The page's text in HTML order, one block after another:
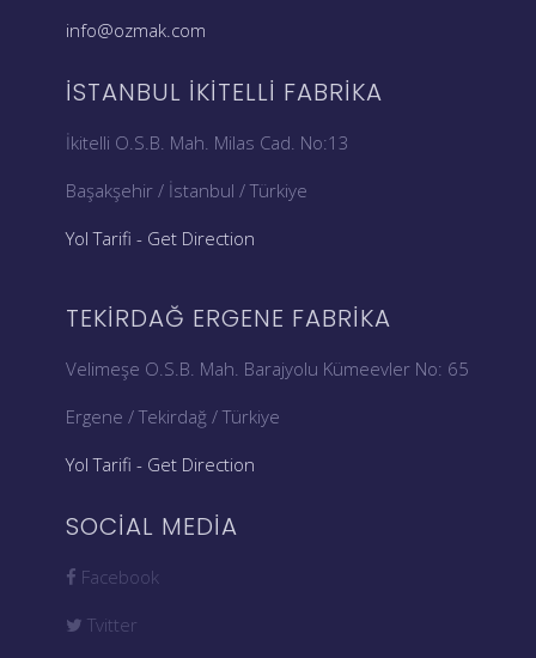
info@ozmak.com
İSTANBUL İKITELLI FABRIKA
İkitelli O.S.B. Mah. Milas Cad. No:13
Başakşehir / İstanbul / Türkiye
Yol Tarifi - Get Direction
TEKIRDAĞ ERGENE FABRIKA
Velimeşe O.S.B. Mah. Barajyolu Kümeevler No: 65
Ergene / Tekirdağ / Türkiye
Yol Tarifi - Get Direction
SOCIAL MEDIA
Facebook
Tvitter